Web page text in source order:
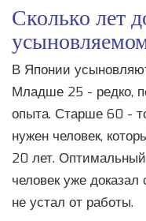
Сколько лет
В Японии
Младше 25 - редко,
опыта. Старше 60 -
нужен человек,
20 лет.
человек уже
не устал от работы.